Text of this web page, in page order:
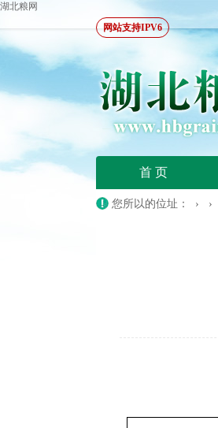
湖北粮网
网站支持IPV6
首 页
您所以的位址： › ›